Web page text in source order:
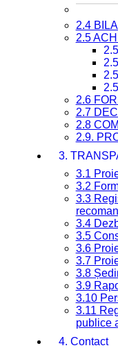
2.4
2.5
2.6
2.7
2.8
2.9.
3.
3.1
3.2
3.3
3.4
3.5
3.6
3.7
3.8
3.9
3.10
3.11
publice
4. Contact